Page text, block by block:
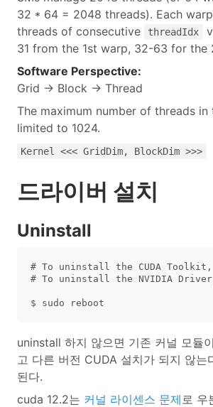
32 * 64 = 2048 threads). Each
threads of consecutive
threadIdx
31 from the 1st warp, 32-63 for the
Software Perspective:
Grid → Block → Thread
The maximum number of threads
limited to 1024.
Kernel <<< GridDim, BlockDim >>>
드라이버 설치
Uninstall
# To uninstall the CUDA
# To uninstall the NVIDIA
uninstall 하지 않으면 기존 커널 모듈
고 다른 버전 CUDA 설치가 되지 않는
된다.
cuda 12.2는 커널 라이센스 문제 로 우